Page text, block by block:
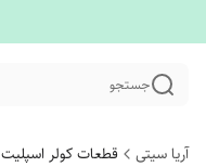
جستجو
آریا سیتی قطعات کولر اسپلیت